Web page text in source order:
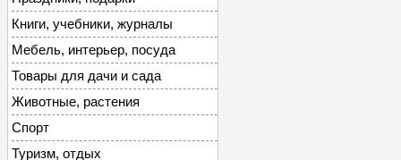
Книги, учебники, журналы
Мебель, интерьер, посуда
Товары для дачи и сада
Животные, растения
Спорт
Туризм, отдых